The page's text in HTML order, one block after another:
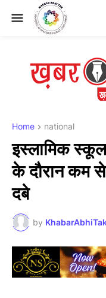
Home national
इस्लामिक
के दौरान कम
दबे
by